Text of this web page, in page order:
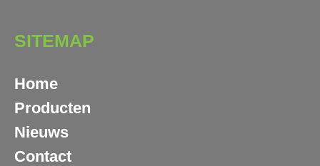
SITEMAP
Home
Producten
Nieuws
Contact